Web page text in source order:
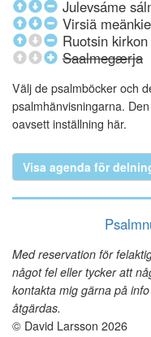
Julevsáme
Virsiä
Ruotsin
Saalmegærja
Välj de psalmböcker och
psalmhänvisningarna.
oavsett inställning här.
Visa agenda för
Med reservation för
något fel eller tycker att
kontakta mig gärna på
åtgärdas.
© David Larsson 2026